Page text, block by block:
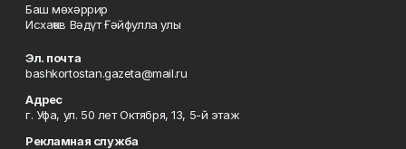
Баш мөхәррир
Исхаҡов Вәдүт Ғәйфулла улы
Эл. почта
bashkortostan.gazeta@mail.ru
Адрес
г. Уфа, ул. 50 лет Октября, 13, 5-й этаж
Рекламная служба